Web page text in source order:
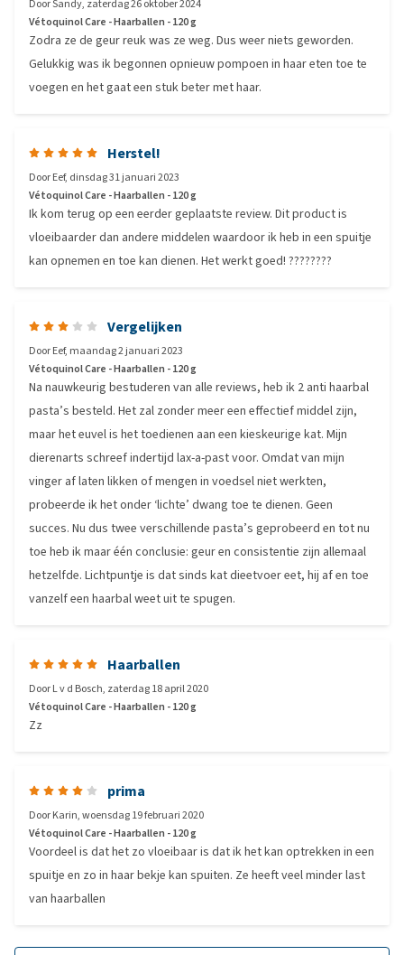
DoorSandy, zaterdag 26 oktober 2024
Vétoquinol Care - Haarballen - 120 g
Zodra ze de geur reuk was ze weg. Dus weer niets geworden.
Gelukkig was ik begonnen opnieuw pompoen in haar eten toe te
voegen en het gaat een stuk beter met haar.
Herstel!
DoorEef, dinsdag 31 januari 2023
Vétoquinol Care - Haarballen - 120 g
Ik kom terug op een eerder geplaatste review. Dit product is
vloeibaarder dan andere middelen waardoor ik heb in een spuitje
kan opnemen en toe kan dienen. Het werkt goed! ????????
Vergelijken
DoorEef, maandag 2 januari 2023
Vétoquinol Care - Haarballen - 120 g
Na nauwkeurig bestuderen van alle reviews, heb ik 2 anti haarbal
pasta’s besteld. Het zal zonder meer een effectief middel zijn,
maar het euvel is het toedienen aan een kieskeurige kat. Mijn
dierenarts schreef indertijd lax-a-past voor. Omdat van mijn
vinger af laten likken of mengen in voedsel niet werkten,
probeerde ik het onder ‘lichte’ dwang toe te dienen. Geen
succes. Nu dus twee verschillende pasta’s geprobeerd en tot nu
toe heb ik maar één conclusie: geur en consistentie zijn allemaal
hetzelfde. Lichtpuntje is dat sinds kat dieetvoer eet, hij af en toe
vanzelf een haarbal weet uit te spugen.
Haarballen
DoorL v d Bosch, zaterdag 18 april 2020
Vétoquinol Care - Haarballen - 120 g
Zz
prima
DoorKarin,woensdag 19 februari 2020
Vétoquinol Care - Haarballen - 120 g
Voordeel is dat het zo vloeibaar is dat ik het kan optrekken in een
spuitje en zo in haar bekje kan spuiten. Ze heeft veel minder last
van haarballen